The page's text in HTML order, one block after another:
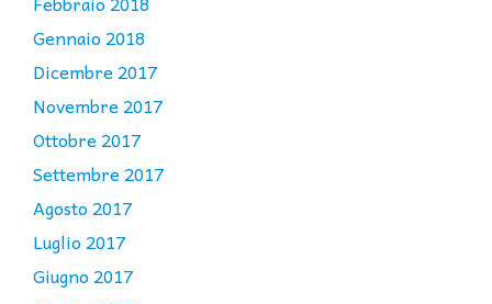
Gennaio 2018
Dicembre 2017
Novembre 2017
Ottobre 2017
Settembre 2017
Agosto 2017
Luglio 2017
Giugno 2017